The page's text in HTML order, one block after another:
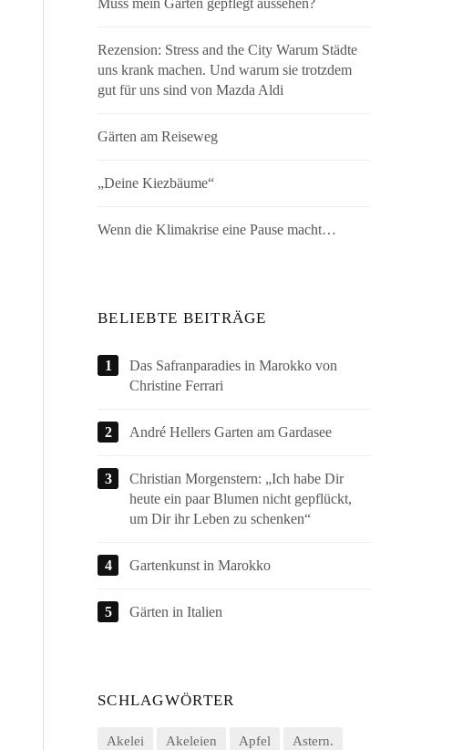
Muss mein Garten gepflegt aussehen?
Rezension: Stress and the City Warum Städte
uns krank machen. Und warum sie trotzdem
gut für uns sind von Mazda Aldi
Gärten am Reiseweg
„Deine Kiezbäume“
Wenn die Klimakrise eine Pause macht…
BELIEBTE BEITRÄGE
Das Safranparadies in Marokko von
Christine Ferrari
André Hellers Garten am Gardasee
Christian Morgenstern: „Ich habe Dir
heute ein paar Blumen nicht gepflückt,
um Dir ihr Leben zu schenken“
Gartenkunst in Marokko
Gärten in Italien
SCHLAGWÖRTER
Akelei Akeleien Apfel Astern.